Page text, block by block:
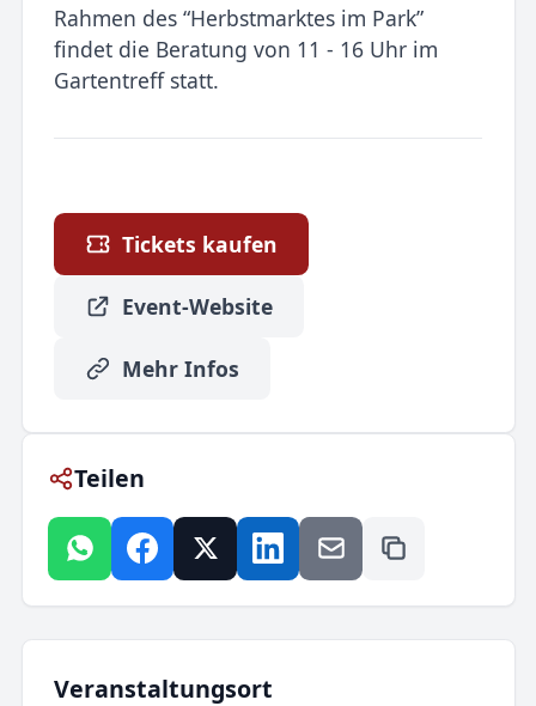
Rahmen des “Herbstmarktes im Park”
findet die Beratung von 11 - 16 Uhr im
Gartentreff statt.
Tickets kaufen
Event-Website
Mehr Infos
Teilen
Veranstaltungsort